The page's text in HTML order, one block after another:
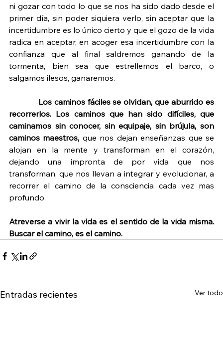
ni gozar con todo lo que se nos ha sido dado desde el
primer día, sin poder siquiera verlo, sin aceptar que la
incertidumbre es lo único cierto y que el gozo de la vida
radica en aceptar, en acoger esa incertidumbre con la
confianza que al final saldremos ganando de la
tormenta, bien sea que estrellemos el barco, o
salgamos ilesos, ganaremos.
Los caminos fáciles se olvidan, que aburrido es
recorrerlos. Los caminos que han sido difíciles, que
caminamos sin conocer, sin equipaje, sin brújula, son
caminos maestros, que nos dejan enseñanzas que se
alojan en la mente y transforman en el corazón,
dejando una impronta de por vida que nos
transforman, que nos llevan a integrar y evolucionar, a
recorrer el camino de la consciencia cada vez mas
profundo.
Atreverse a vivir la vida es el sentido de la vida misma.
Buscar el camino, es el camino.
Entradas recientes Ver todo